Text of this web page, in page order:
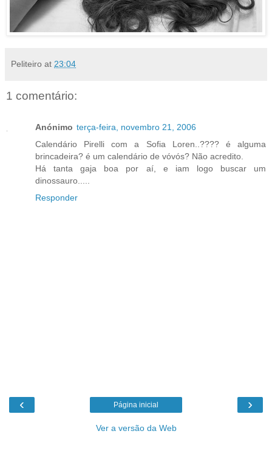
Peliteiro at 23:04
1 comentário:
Anónimo terça-feira, novembro 21, 2006
Calendário Pirelli com a Sofia Loren..???? é alguma
brincadeira? é um calendário de vóvós? Não acredito.
Há tanta gaja boa por aí, e iam logo buscar um
dinossauro.....
Responder
‹ ›
Página inicial
Ver a versão da Web